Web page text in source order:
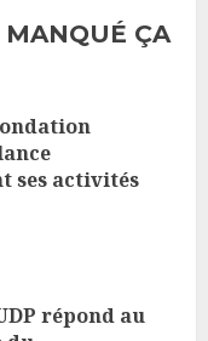
MANQUÉ ÇA
ses activités
répond au